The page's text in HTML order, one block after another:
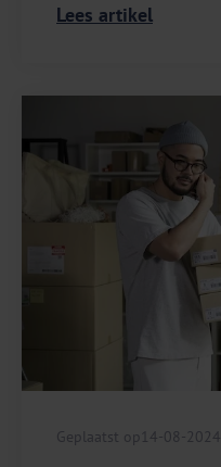
Lees artikel
Geplaatst op 14-08-2024